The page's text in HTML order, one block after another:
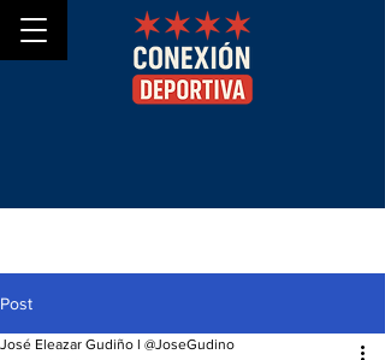
Post
José Eleazar Gudiño l @JoseGudino